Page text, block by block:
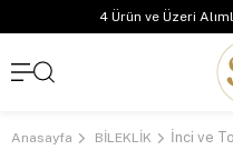
4 Ürün ve Üzeri
Anasayfa BİLEKLİK İnci ve